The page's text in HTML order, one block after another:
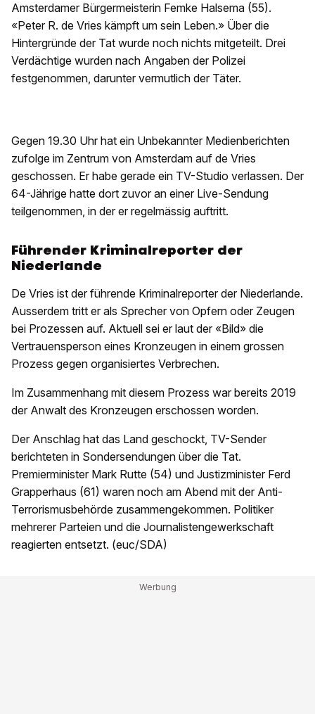
Amsterdamer Bürgermeisterin Femke Halsema (55).
«Peter R. de Vries kämpft um sein Leben.» Über die
Hintergründe der Tat wurde noch nichts mitgeteilt. Drei
Verdächtige wurden nach Angaben der Polizei
festgenommen, darunter vermutlich der Täter.
Gegen 19.30 Uhr hat ein Unbekannter Medienberichten
zufolge im Zentrum von Amsterdam auf de Vries
geschossen. Er habe gerade ein TV-Studio verlassen. Der
64-Jährige hatte dort zuvor an einer Live-Sendung
teilgenommen, in der er regelmässig auftritt.
Führender Kriminalreporter der
Niederlande
De Vries ist der führende Kriminalreporter der Niederlande.
Ausserdem tritt er als Sprecher von Opfern oder Zeugen
bei Prozessen auf. Aktuell sei er laut der «Bild» die
Vertrauensperson eines Kronzeugen in einem grossen
Prozess gegen organisiertes Verbrechen.
Im Zusammenhang mit diesem Prozess war bereits 2019
der Anwalt des Kronzeugen erschossen worden.
Der Anschlag hat das Land geschockt, TV-Sender
berichteten in Sondersendungen über die Tat.
Premierminister Mark Rutte (54) und Justizminister Ferd
Grapperhaus (61) waren noch am Abend mit der Anti-
Terrorismusbehörde zusammengekommen. Politiker
mehrerer Parteien und die Journalistengewerkschaft
reagierten entsetzt. (euc/SDA)